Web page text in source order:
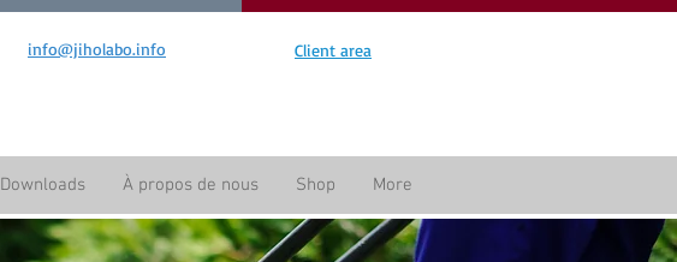
info@jiholabo.info Client area
Downloads À propos de nous Shop More